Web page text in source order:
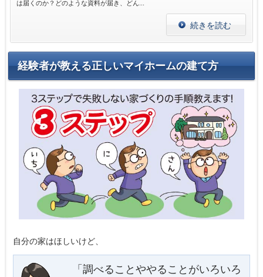
は届くのか？どのような資料が届き、どん...
続きを読む
経験者が教える正しいマイホームの建て方
自分の家はほしいけど、
「調べることややることがいろいろ